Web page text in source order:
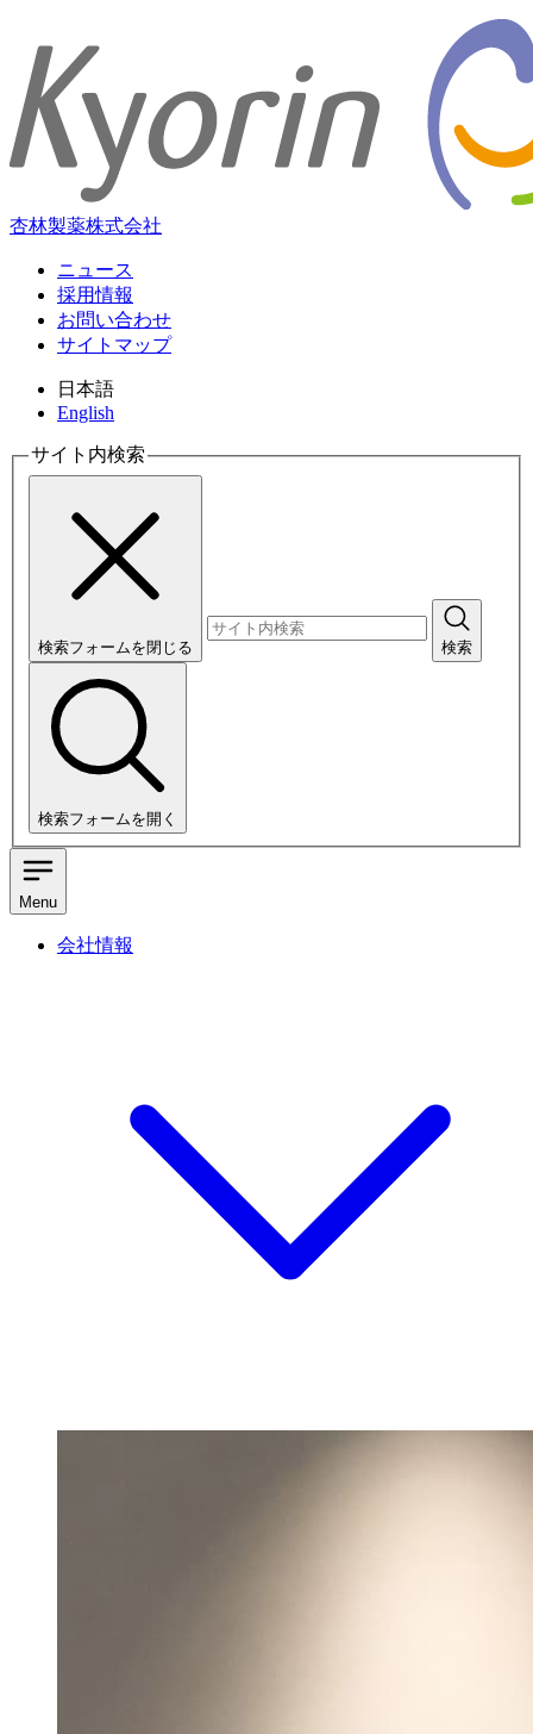
杏林製薬株式会社
ニュース
採用情報
お問い合わせ
サイトマップ
日本語
English
サイト内検索
検索フォームを閉じる 検索
検索フォームを開く
Menu
会社情報